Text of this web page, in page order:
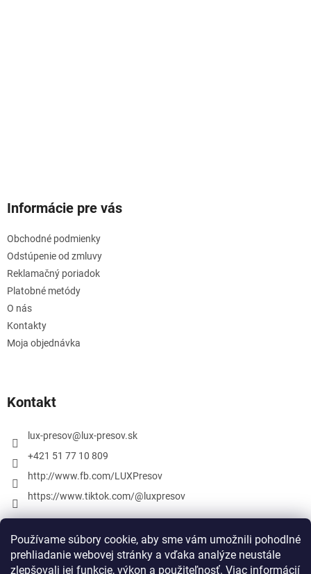
Používame súbory cookie, aby sme vám umožnili pohodlné
prehliadanie webovej stránky a vďaka analýze neustále
zlepšovali jej funkcie, výkon a použiteľnosť. Viac informácií
Informácie pre vás
Obchodné podmienky
Odstúpenie od zmluvy
Reklamačný poriadok
Platobné metódy
O nás
Kontakty
Moja objednávka
Kontakt
lux-presov@ lux-presov.sk
+421 51 77 10 809
http://www.fb.com/LUXPresov
https://www.tiktok.com/@luxpresov